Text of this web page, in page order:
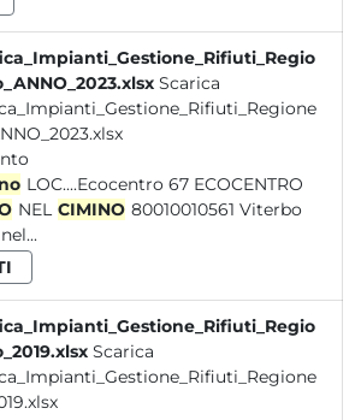
Scarica
LOC....Ecocentro 67 ECOCENTRO
NEL CIMINO 80010010561 Viterbo
nel...
Scarica